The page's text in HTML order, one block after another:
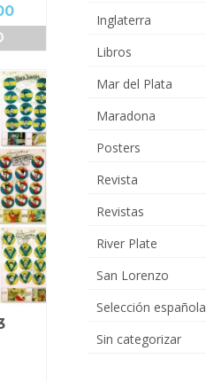
El
precio
$28,000.00.
Inglaterra
Libros
Mar del Plata
Maradona
Posters
Revista
Revistas
River Plate
San Lorenzo
Selección española
Sin categorizar